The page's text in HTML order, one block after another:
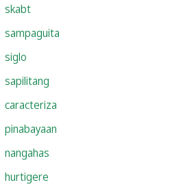
skabt
sampaguita
siglo
sapilitang
caracteriza
pinabayaan
nangahas
hurtigere